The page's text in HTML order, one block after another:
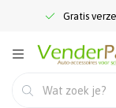
Gratis